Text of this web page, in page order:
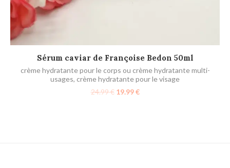
LIRE LA SUITE
Sérum caviar de Françoise Bedon 50ml
crème hydratante pour le corps ou crème hydratante multi-
usages, crème hydratante pour le visage
24.99€ 19.99€